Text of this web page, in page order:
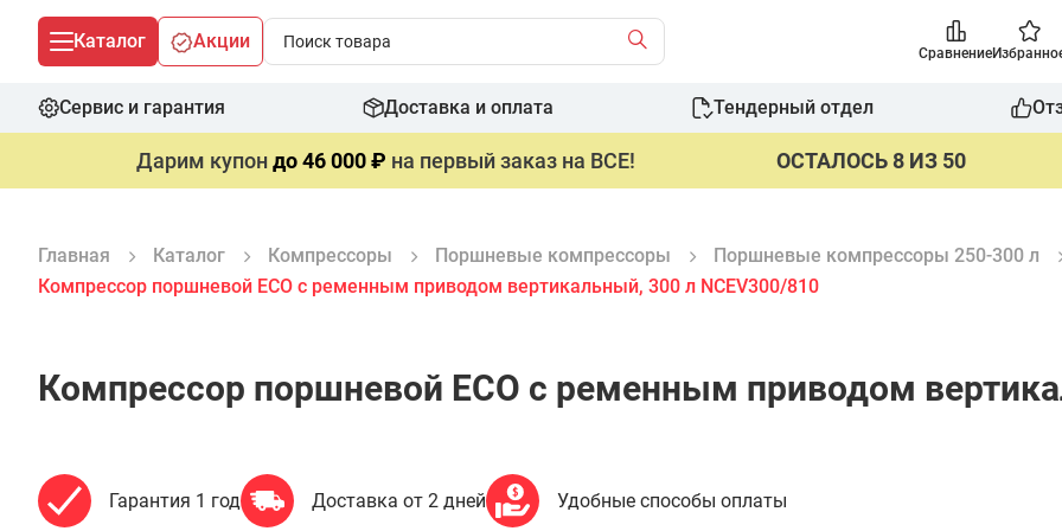
Каталог Акции
Сравнение
Сервис и гарантия Доставка и оплата Тендерный отдел
Дарим купондо 46 000 ₽ на первый заказ на ВСЕ! ОСТАЛОСЬ 8 ИЗ 50
Главная Каталог Компрессоры Поршневые компрессоры
Поршневые компрессоры 250-300 л
Компрессор поршневой ECO с ременным приводом вертикальный, 300 л NCEV300/810
Компрессор поршневой ECO с ременным приводом
Гарантия 1 год Доставка от 2 дней Удобные способы оплаты